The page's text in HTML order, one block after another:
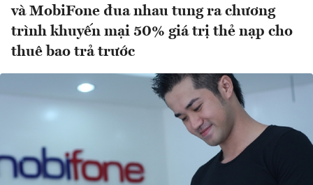
và MobiFone đua nhau tung ra chương
trình khuyến mại 50% giá trị thẻ nạp cho
thuê bao trả trước